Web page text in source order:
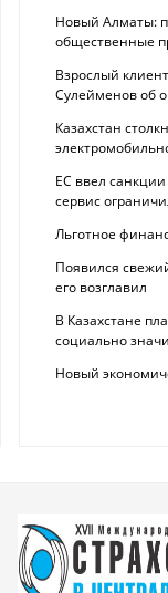
Новый Алматы:
общественные
Взрослый
Сулейменов об
Казахстан
ЕС ввел
сервис
Льготное
Появился
его возглавил
В Казахстане
социально
Новый